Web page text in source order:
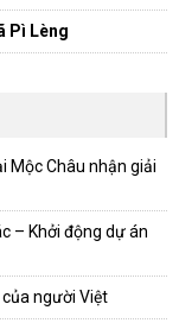
Pì Lèng
Mộc Châu nhận giải
– Khởi động dự án
người Việt